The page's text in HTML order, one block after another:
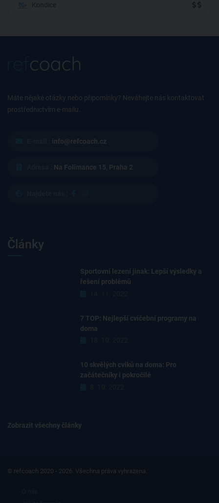
Kondice
Máte nějaké otázky nebo připomínky? Neváhejte nás kontaktovat
prostřednictvím e-mailu.
info@refcoach.cz
Na Folimance 15, Praha 2
Články
Sportovní lezení jinak: Lepší výsledky a
řešení problémů
7 TOP: Nejlepší cvičební programy na
doma
10 skvělých cviků na doma: Pro
začátečníky i pokročilé
Zobrazit všechny články
© refcoach 2020 - 2026. Všechna práva vyhrazena.